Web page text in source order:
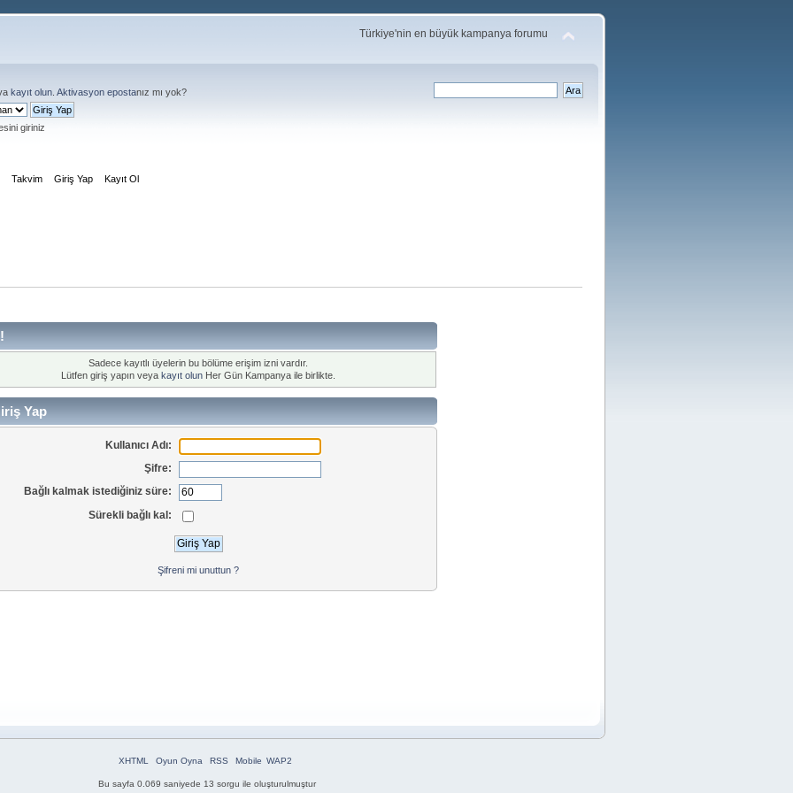
Türkiye'nin en büyük kampanya forumu
kayıt olun Aktivasyon epostanız mı yok?
giriniz
Takvim Giriş Yap Kayıt Ol
Sadece kayıtlı üyelerin bu bölüme erişim izni vardır.
Lütfen giriş yapın veya kayıt olun Her Gün Kampanya ile birlikte.
Yap
Kullanıcı Adı:
Şifre:
Bağlı kalmak istediğiniz süre:
Sürekli bağlı kal:
Şifreni mi unuttun ?
XHTML Oyun Oyna RSS Mobile WAP2
Bu sayfa 0.069 saniyede 13 sorgu ile oluşturulmuştur